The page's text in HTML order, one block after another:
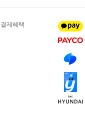
결제혜택